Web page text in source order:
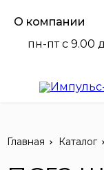
О компании
пн-пт с 9.00
Главная Каталог